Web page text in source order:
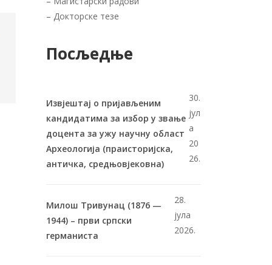
– Докторске тезе
Посљедње
Извјештај о пријављеним
кандидатима за избор у звање
доцента за ужу научну област
Археологија (праисторијска,
античка, средњовјековна)
30.
јул
а
20
26.
Милош Тривунац (1876 —
1944) – први српски
германиста
28.
јула
2026.